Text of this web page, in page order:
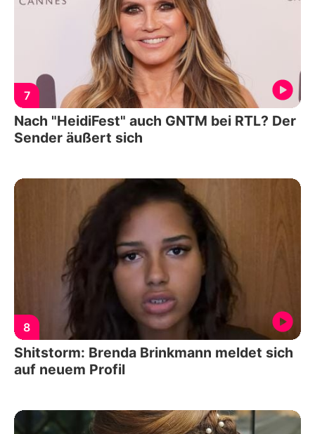
7
Nach "HeidiFest" auch GNTM bei RTL? Der
Sender äußert sich
8
Shitstorm: Brenda Brinkmann meldet sich
auf neuem Profil